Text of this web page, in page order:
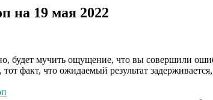
на 19 мая 2022
будет мучить ощущение, что вы совершили
факт, что ожидаемый результат задерживается,